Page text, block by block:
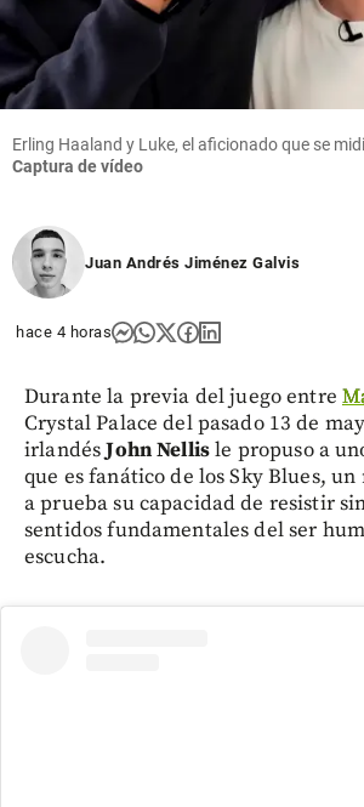
Erling Haaland y Luke, el aficionado que se
Captura de vídeo
Juan Andrés Jiménez Galvis
hace 4 horas
Durante la previa del juego entre
Crystal Palace del pasado 13 de
irlandésJohn Nellisle propuso a
que es fanático de los Sky Blues,
a prueba su capacidad de resistir
sentidos fundamentales del ser
escucha.